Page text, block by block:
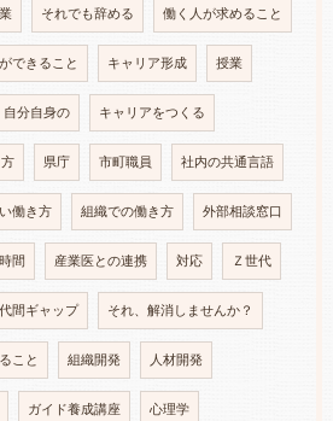
それでも辞める 働く人が求めること
できること キャリア形成 授業
自分自身の キャリアをつくる
県庁 市町職員 社内の共通言語
働き方 組織での働き方 外部相談窓口
間 産業医との連携 対応 Ｚ世代
間ギャップ それ、解消しませんか？
こと 組織開発 人材開発
ガイド養成講座 心理学